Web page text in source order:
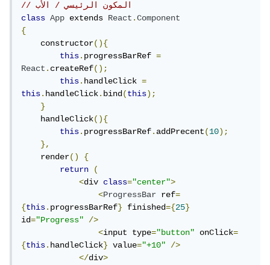
// المكون الرئيسي / الأب
class
App extends React.Component
{
    constructor
(){
this.progressBarRef =
React.createRef();
this.handleClick =
this.handleClick.bind(this);
}
    handleClick
(){
this.progressBarRef.addPrecent(10);
},
    render
()
{
return
(
<div class="center">
<ProgressBar ref=
{this.progressBarRef} finished={25}
id="Progress"
/>
<input type="button" onClick=
{this.handleClick} value="+10"
/>
</div>